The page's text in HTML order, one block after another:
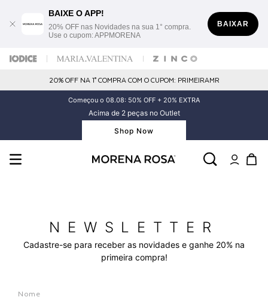
BAIXE O APP!
20% OFF nas Novidades na sua 1° compra.
Use o cupom: APPMORENA
BAIXAR
20% OFF NA 1° COMPRA COM O CUPOM: PRIMEIRAMR
Começou o 08.08: 50% OFF + 20% EXTRA
Acima de 2 peças no Outlet
Shop Now
NEWSLETTER
Cadastre-se para receber as novidades e ganhe 20% na
primeira compra!